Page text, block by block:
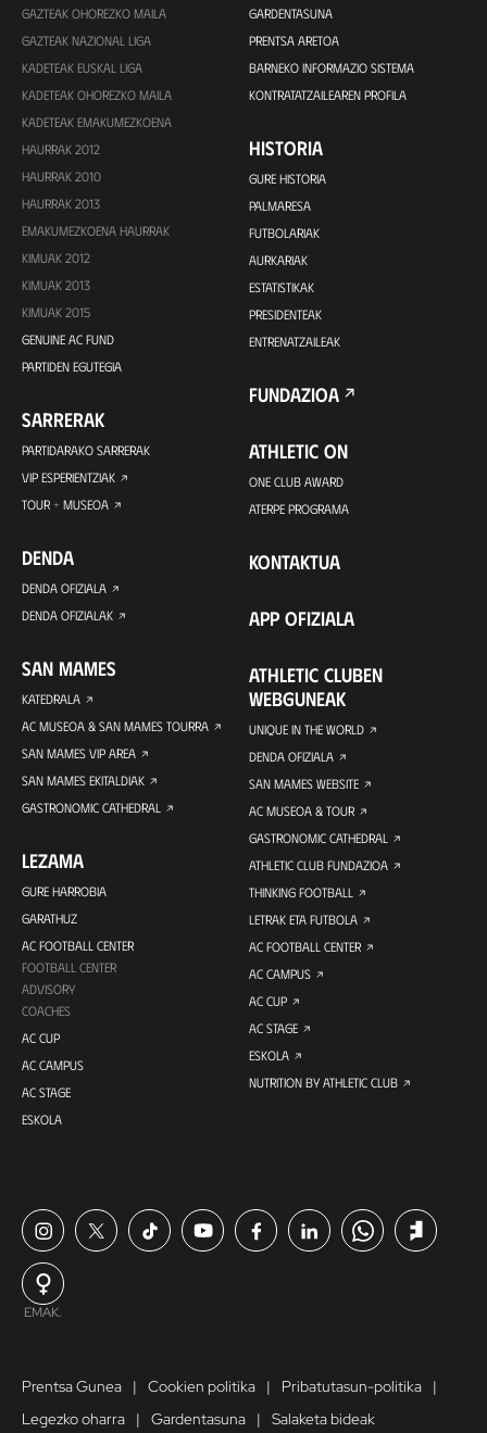
GAZTEAK OHOREZKO MAILA
GAZTEAK NAZIONAL LIGA
KADETEAK EUSKAL LIGA
KADETEAK OHOREZKO MAILA
KADETEAK EMAKUMEZKOENA
HAURRAK 2012
HAURRAK 2010
HAURRAK 2013
EMAKUMEZKOENA HAURRAK
KIMUAK 2012
KIMUAK 2013
KIMUAK 2015
GENUINE AC FUND
PARTIDEN EGUTEGIA
SARRERAK
PARTIDARAKO SARRERAK
VIP ESPERIENTZIAK
TOUR + MUSEOA
DENDA
DENDA OFIZIALA
DENDA OFIZIALAK
SAN MAMES
KATEDRALA
AC MUSEOA & SAN MAMES TOURRA
SAN MAMES VIP AREA
SAN MAMES EKITALDIAK
GASTRONOMIC CATHEDRAL
LEZAMA
GURE HARROBIA
GARATHUZ
AC FOOTBALL CENTER
FOOTBALL CENTER
ADVISORY
COACHES
AC CUP
AC CAMPUS
AC STAGE
ESKOLA
GARDENTASUNA
PRENTSA ARETOA
BARNEKO INFORMAZIO SISTEMA
KONTRATATZAILEAREN PROFILA
HISTORIA
GURE HISTORIA
PALMARESA
FUTBOLARIAK
AURKARIAK
ESTATISTIKAK
PRESIDENTEAK
ENTRENATZAILEAK
FUNDAZIOA
ATHLETIC ON
ONE CLUB AWARD
ATERPE PROGRAMA
KONTAKTUA
APP OFIZIALA
ATHLETIC CLUBEN
WEBGUNEAK
UNIQUE IN THE WORLD
DENDA OFIZIALA
SAN MAMES WEBSITE
AC MUSEOA & TOUR
GASTRONOMIC CATHEDRAL
ATHLETIC CLUB FUNDAZIOA
THINKING FOOTBALL
LETRAK ETA FUTBOLA
AC FOOTBALL CENTER
AC CAMPUS
AC CUP
AC STAGE
ESKOLA
NUTRITION BY ATHLETIC CLUB
EMAK.
Prentsa Gunea Cookien politika
Pribatutasun-politika
Legezko oharra
Gardentasuna Salaketa bideak